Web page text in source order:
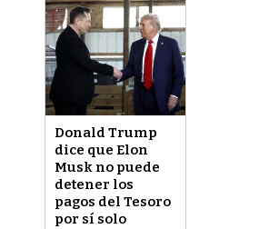
Donald Trump
dice que Elon
Musk no puede
detener los
pagos del Tesoro
por sí solo